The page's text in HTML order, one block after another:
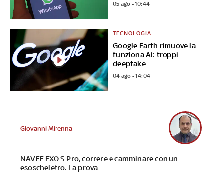
05 ago - 10:44
Google Earth rimuove la
funziona AI: troppi
deepfake
TECNOLOGIA
04 ago - 14:04
NAVEE EXO S Pro, correre e camminare con un
esoscheletro. La prova
Giovanni Mirenna